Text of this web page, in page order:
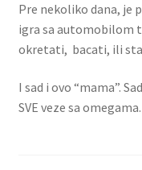
Pre nekoliko dana, je
igra sa automobilom
okretati, bacati, ili
I sad i ovo “mama”.
SVE veze sa